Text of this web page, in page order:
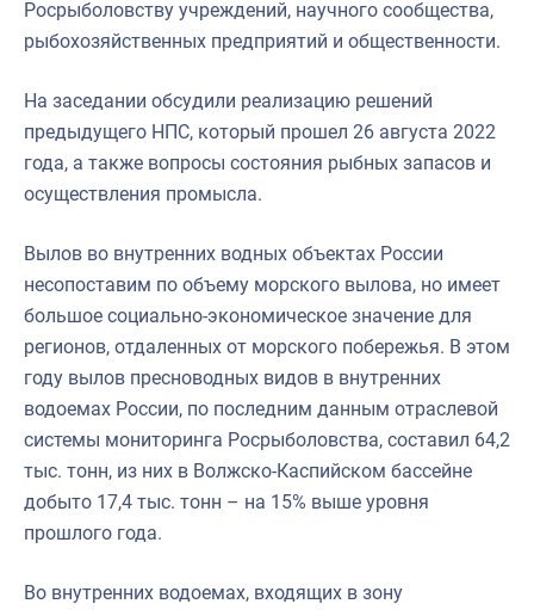
Росрыболовству учреждений, научного сообщества,
рыбохозяйственных предприятий и общественности.
На заседании обсудили реализацию решений
предыдущего НПС, который прошел 26 августа 2022
года, а также вопросы состояния рыбных запасов и
осуществления промысла.
Вылов во внутренних водных объектах России
несопоставим по объему морского вылова, но имеет
большое социально-экономическое значение для
регионов, отдаленных от морского побережья. В этом
году вылов пресноводных видов в внутренних
водоемах России, по последним данным отраслевой
системы мониторинга Росрыболовства, составил 64,2
тыс. тонн, из них в Волжско-Каспийском бассейне
добыто 17,4 тыс. тонн – на 15% выше уровня
прошлого года.
Во внутренних водоемах, входящих в зону